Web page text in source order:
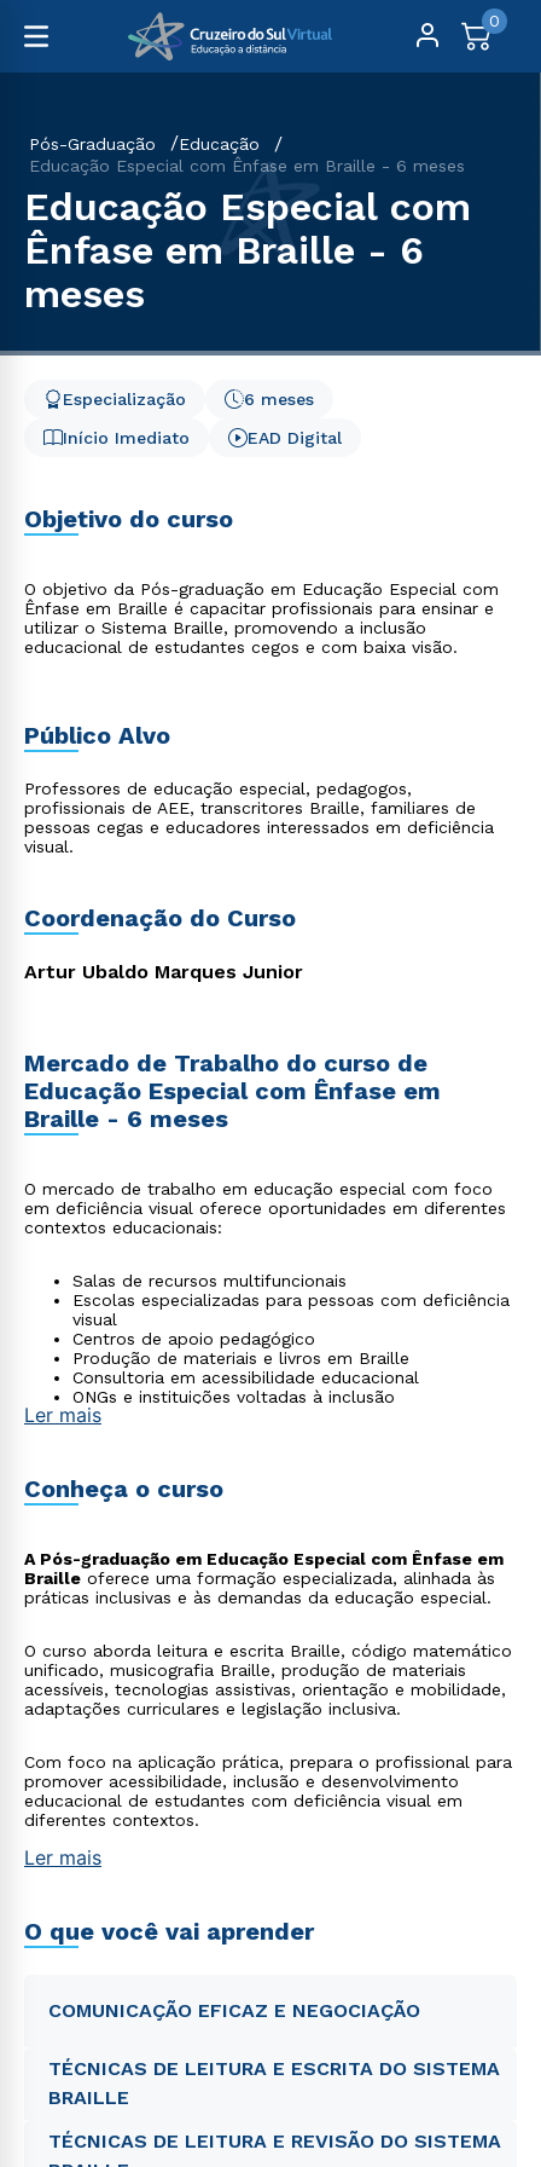
0
Pós-Graduação
Educação
Educação Especial com Ênfase em Braille - 6 meses
Educação Especial com
Ênfase em Braille - 6
meses
Início Imediato
6 meses
Especialização
EAD Digital
Objetivo do curso
O objetivo da Pós-graduação em Educação Especial com
Ênfase em Braille é capacitar profissionais para ensinar e
utilizar o Sistema Braille, promovendo a inclusão
educacional de estudantes cegos e com baixa visão.
Público Alvo
Professores de educação especial, pedagogos,
profissionais de AEE, transcritores Braille, familiares de
pessoas cegas e educadores interessados em deficiência
visual.
Coordenação do Curso
Artur Ubaldo Marques Junior
Mercado de Trabalho do curso de
Educação Especial com Ênfase em
Braille - 6 meses
O mercado de trabalho em educação especial com foco
em deficiência visual oferece oportunidades em diferentes
contextos educacionais:
Salas de recursos multifuncionais
Escolas especializadas para pessoas com deficiência
visual
Centros de apoio pedagógico
Produção de materiais e livros em Braille
Consultoria em acessibilidade educacional
ONGs e instituições voltadas à inclusão
Ler mais
Conheça o curso
A Pós-graduação em Educação Especial com Ênfase em
Braille oferece uma formação especializada, alinhada às
práticas inclusivas e às demandas da educação especial.
O curso aborda leitura e escrita Braille, código matemático
unificado, musicografia Braille, produção de materiais
acessíveis, tecnologias assistivas, orientação e mobilidade,
adaptações curriculares e legislação inclusiva.
Com foco na aplicação prática, prepara o profissional para
promover acessibilidade, inclusão e desenvolvimento
educacional de estudantes com deficiência visual em
diferentes contextos.
Ler mais
O que você vai aprender
COMUNICAÇÃO EFICAZ E NEGOCIAÇÃO
TÉCNICAS DE LEITURA E ESCRITA DO SISTEMA
BRAILLE
TÉCNICAS DE LEITURA E REVISÃO DO SISTEMA